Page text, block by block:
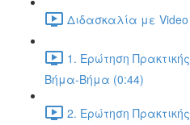
Διδασκαλία με Video
1. Ερώτηση
Βήμα-Βήμα (0:44)
2. Ερώτηση